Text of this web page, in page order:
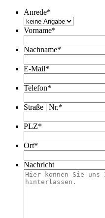
Anrede*
Vorname*
Nachname*
E-Mail*
Telefon*
Straße | Nr.*
PLZ*
Ort*
Nachricht